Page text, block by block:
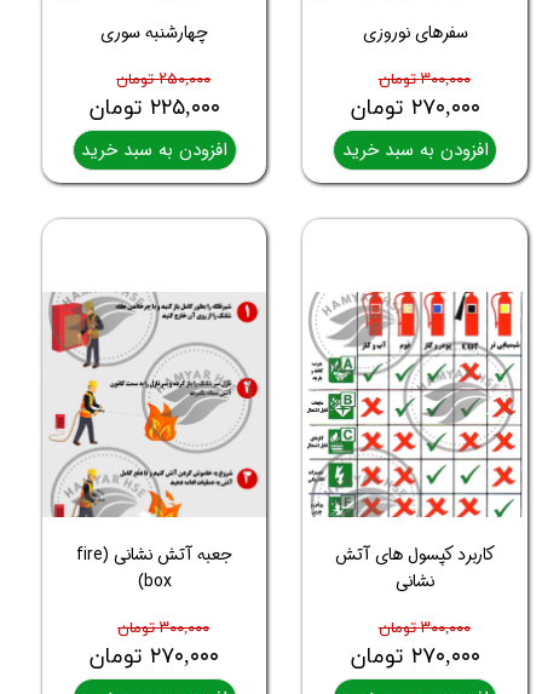
سفرهای نوروزی
۳۰۰,۰۰۰ تومان
۲۷۰,۰۰۰ تومان
افزودن به سبد خرید
چهارشنبه سوری
۲۵۰,۰۰۰ تومان
۲۲۵,۰۰۰ تومان
افزودن به سبد خرید
کاربرد کپسول های آتش
نشانی
۳۰۰,۰۰۰ تومان
۲۷۰,۰۰۰ تومان
جعبه آتش نشانی (fire
box)
۳۰۰,۰۰۰ تومان
۲۷۰,۰۰۰ تومان